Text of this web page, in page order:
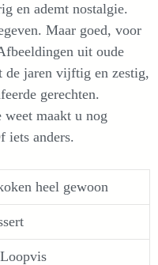
en ademt nostalgie.
Maar goed, voor
uit oude
de jaren vijftig en zestig,
gerechten.
maakt u nog
iets anders.
heel gewoon